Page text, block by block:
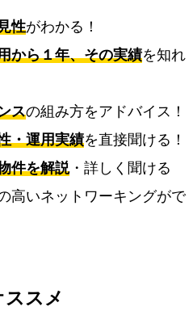
性がわかる！
から１年、その実績を知れ
スの組み方をアドバイス！
・運用実績を直接聞ける！
件を解説・詳しく聞ける
高いネットワーキングがで
スメ